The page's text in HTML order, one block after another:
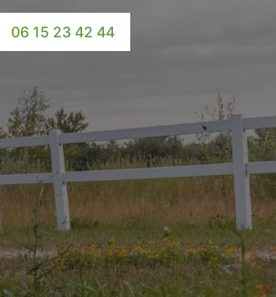
06 15 23 42 44